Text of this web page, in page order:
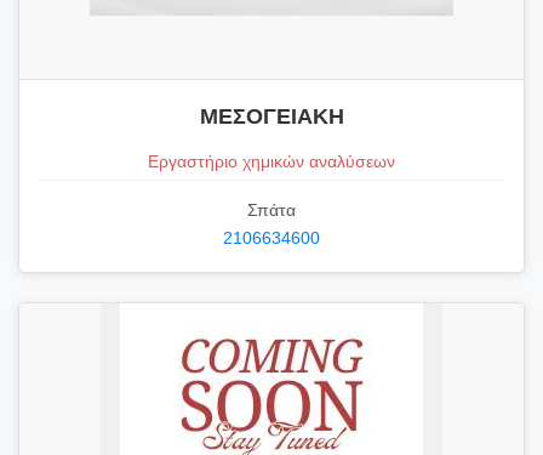
ΜΕΣΟΓΕΙΑΚΗ
Εργαστήριο χημικών αναλύσεων
Σπάτα
2106634600